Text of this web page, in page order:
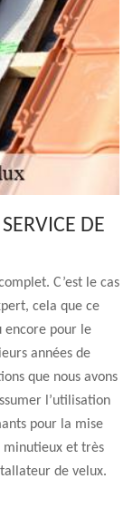
DE
C’est le cas
cela que ce
encore pour le
années de
que nous avons
l’utilisation
pour la mise
minutieux et très
de velux.